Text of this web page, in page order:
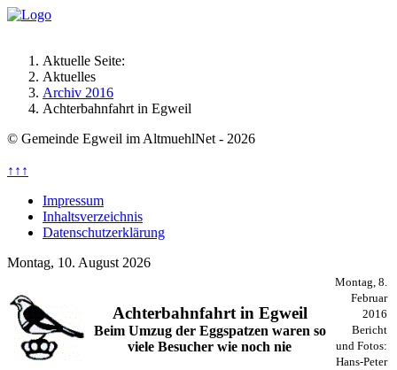
Aktuelle Seite:
Aktuelles
Archiv 2016
Achterbahnfahrt in Egweil
© Gemeinde Egweil im AltmuehlNet - 2026
↑↑↑
Impressum
Inhaltsverzeichnis
Datenschutzerklärung
Montag, 10. August 2026
Achterbahnfahrt in Egweil
Beim Umzug der Eggspatzen waren so
viele Besucher wie noch nie
Montag, 8.
Februar
2016
Bericht
und Fotos:
Hans-Peter